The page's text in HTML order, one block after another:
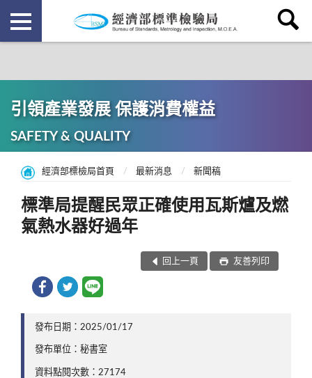
引領產業發展 保護消費權益
SAFETY & QUALITY
經濟部標檢局首頁 最新消息 新聞稿
標準局提醒民眾正確使用瓦斯爐及燃
氣熱水器好過年
回上一頁 友善列印
發布日期：2025/01/17
發布單位：秘書室
資料點閱次數：27174